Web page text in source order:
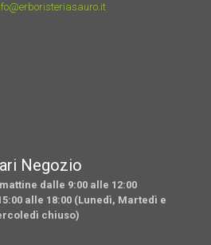
Negozio
dalle 9:00 alle 12:00
alle 18:00 (Lunedì, Martedì e
chiuso)